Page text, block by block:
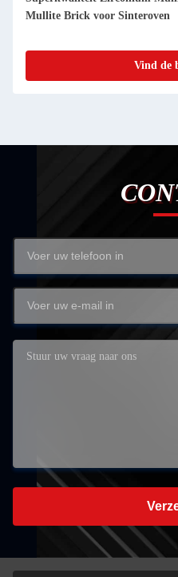
Mullite Brick voor Sinteroven
Vind de